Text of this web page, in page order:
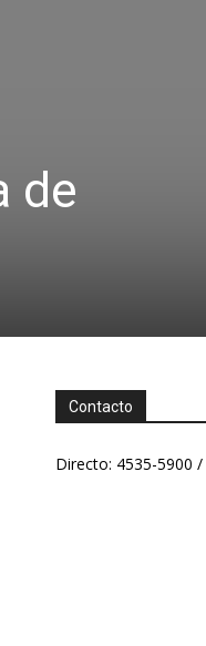
de
Contacto
Directo: 4535-5900 /